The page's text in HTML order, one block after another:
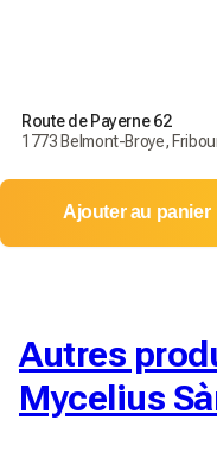
Commandez
18-25 débembre
Route de Payerne 62
1773 Belmont-Broye,
Ajouter au panier
Autres
Mycelius